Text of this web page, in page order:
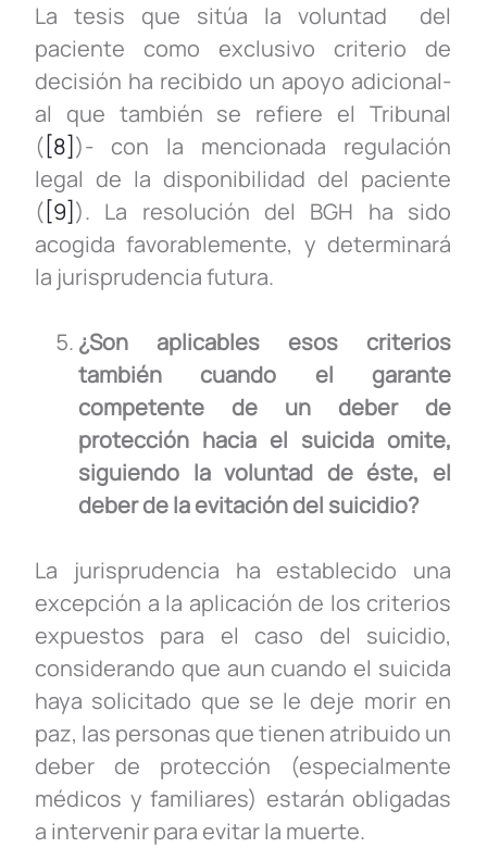
La tesis que sitúa la voluntad del
paciente como exclusivo criterio de
decisión ha recibido un apoyo adicional-
al que también se refiere el Tribunal
( [8] )- con la mencionada regulación
legal de la disponibilidad del paciente
( [9] ). La resolución del BGH ha sido
acogida favorablemente, y determinará
la jurisprudencia futura.
¿Son aplicables esos criterios
también cuando el garante
competente de un deber de
protección hacia el suicida omite,
siguiendo la voluntad de éste, el
deber de la evitación del suicidio?
La jurisprudencia ha establecido una
excepción a la aplicación de los criterios
expuestos para el caso del suicidio,
considerando que aun cuando el suicida
haya solicitado que se le deje morir en
paz, las personas que tienen atribuido un
deber de protección (especialmente
médicos y familiares) estarán obligadas
a intervenir para evitar la muerte.